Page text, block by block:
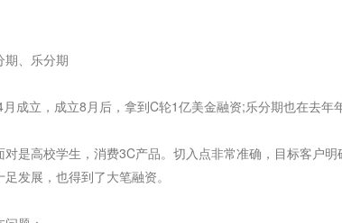
、乐分期
立，成立8月后，拿到C轮1亿美金融资;乐分期也在去年
高校学生，消费3C产品。切入点非常准确，目标客户明
发展，也得到了大笔融资。